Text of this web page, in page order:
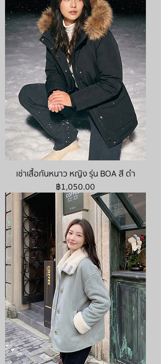
เช่าเสื้อกันหนาว หญิง รุ่น BOA สี ดำ
ราคา
฿1,050.00